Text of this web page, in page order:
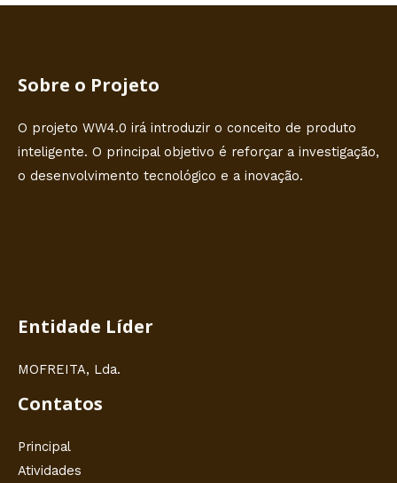
Sobre o Projeto
O projeto WW4.0 irá introduzir o conceito de produto
inteligente. O principal objetivo é reforçar a investigação,
o desenvolvimento tecnológico e a inovação.
Entidade Líder
MOFREITA, Lda.
Contatos
Principal
Atividades